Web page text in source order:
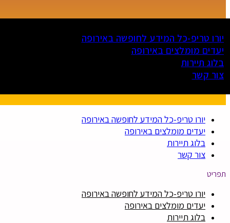
יורו טריפ-כל המידע לחופשה באירופה
יעדים מומלצים באירופה
בלוג תיירות
צור קשר
יורו טריפ-כל המידע לחופשה באירופה
יעדים מומלצים באירופה
בלוג תיירות
צור קשר
תפריט
יורו טריפ-כל המידע לחופשה באירופה
יעדים מומלצים באירופה
בלוג תיירות